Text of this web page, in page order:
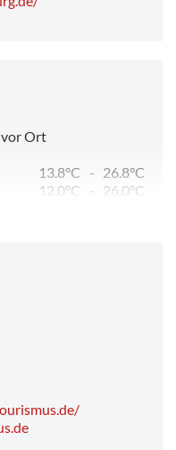
Ort
13.8°C - 26.8°C
12.0°C -
26.0°C